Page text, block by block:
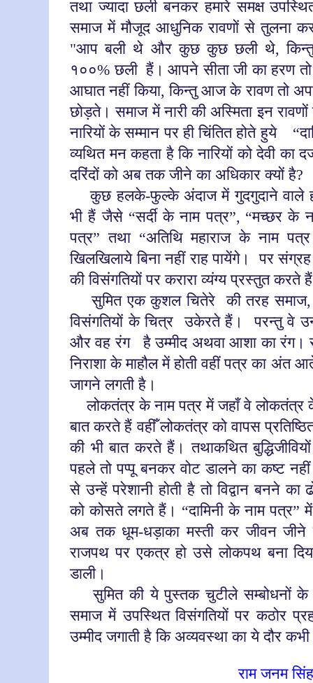
तथा ज्यादा छली बनकर हमारे समक्ष
समाज में मौजूद आधुनिक रावणों से तुलना
"आप बली थे और कुछ कुछ छली थे,
१००% छली हैं। आपने सीता जी का हरण
आघात नहीं किया, किन्तु आज के रावण तो
छोड़ते। समाज में नारी की अस्मिता इन
नारियों के सम्मान पर ही चिंतित होते हुये
“
व्यथित मन कहता है कि नारियों को देवी का
दरिंदों को अब तक जीने का अधिकार क्यों है?
कुछ हलके-फुल्के अंदाज में गुदगुदाने वाले
भी हैं जैसे “सर्दी के नाम पत्र”, “मच्छर के
पत्र” तथा “अतिथि महाराज के नाम
खिलखिलाये बिना नहीं राह पायेंगे।
पर
की विसंगतियों पर करारा व्यंग्य प्रस्तुत
सुमित एक कुशल चितेरे
की तरह
विसंगतियों के चित्र उकेरते हैं।
परन्तु वे
और वह रंग
है उम्मीद अथवा आशा का रंग।
निराशा के माहौल में होती वहीं पत्र का अंत
जागने लगती है।
लोकतंत्र के नाम पत्र में जहाँ वे लोकतंत्र
बात करते हैं वहीँ लोकतंत्र को वापस
की भी बात करते हैं। तथाकथित
पहले तो पप्पू बनकर वोट डालने का कष्ट
से उन्हें परेशानी होती है तो विद्वान बनने का
को कोसते लगते हैं। “दामिनी के नाम पत्र”
अब तक धूम-धड़ाका मस्ती कर जीवन जीने
राजपथ पर एकत्र हो उसे लोकपथ बना
डाली।
सुमित की ये पुस्तक चुटीले सम्बोधनों के
समाज में उपस्थित विसंगतियों पर कठोर
उम्मीद जगाती है कि अव्यवस्था का ये दौर
राम जनम सिंह